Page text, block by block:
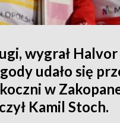
wygrał
udało się
w
Kamil Stoch.